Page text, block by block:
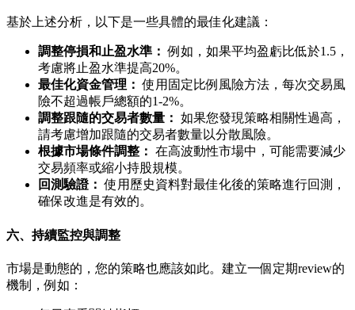
基於上述分析，以下是一些具體的最佳化建議：
調整停損和止盈水準： 例如，如果平均盈虧比低於1.5，
考慮將止盈水準提高20%。
最佳化資金管理： 使用固定比例風險方法，每次交易風
險不超過帳戶總額的1-2%。
調整跟隨的交易者數量： 如果您發現策略相關性過高，
請考慮增加跟隨的交易者數量以分散風險。
根據市場條件調整： 在高波動性市場中，可能需要減少
交易頻率或縮小持股規模。
回測驗證： 使用歷史資料對最佳化後的策略進行回測，
確保改進是有效的。
六、持續監控與調整
市場是動態的，您的策略也應該如此。建立一個定期review的
機制，例如：